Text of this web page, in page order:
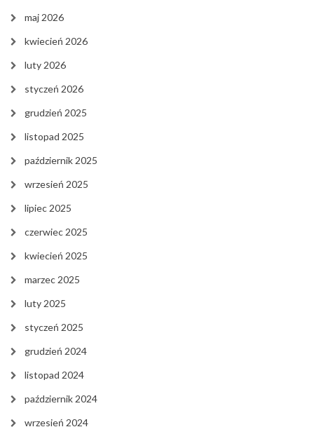
maj 2026
kwiecień 2026
luty 2026
styczeń 2026
grudzień 2025
listopad 2025
październik 2025
wrzesień 2025
lipiec 2025
czerwiec 2025
kwiecień 2025
marzec 2025
luty 2025
styczeń 2025
grudzień 2024
listopad 2024
październik 2024
wrzesień 2024